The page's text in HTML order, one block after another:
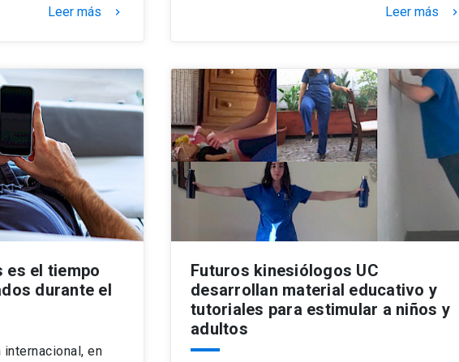
Leer más keyboard_arrow_right Leer más keyboard_arrow_right
es el tiempo
durante el
en
Futuros kinesiólogos UC
desarrollan material educativo y
tutoriales para estimular a niños y
adultos